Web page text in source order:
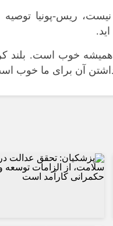
ریس-پونیا
همیشه خوب است.
آن برای ما خوب